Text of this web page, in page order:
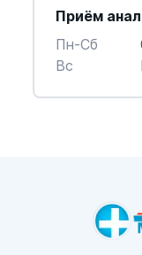
Приём
Пн-Cб
Вс